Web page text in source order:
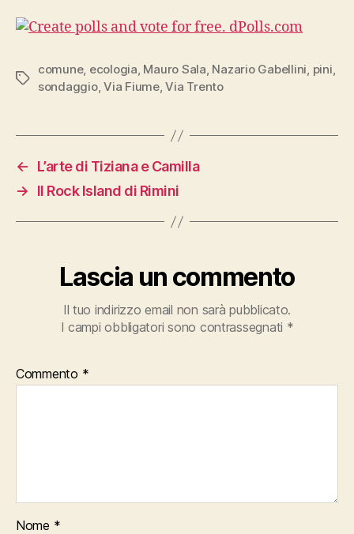
Tag
comune, ecologia, Mauro Sala, Nazario Gabellini, pini,
sondaggio,Via Fiume,Via Trento
←
L’arte di Tiziana e Camilla
→
Il Rock Island di Rimini
Lascia un commento
Il tuo indirizzo email non sarà pubblicato.
I campi obbligatori sono contrassegnati *
Commento *
Nome *